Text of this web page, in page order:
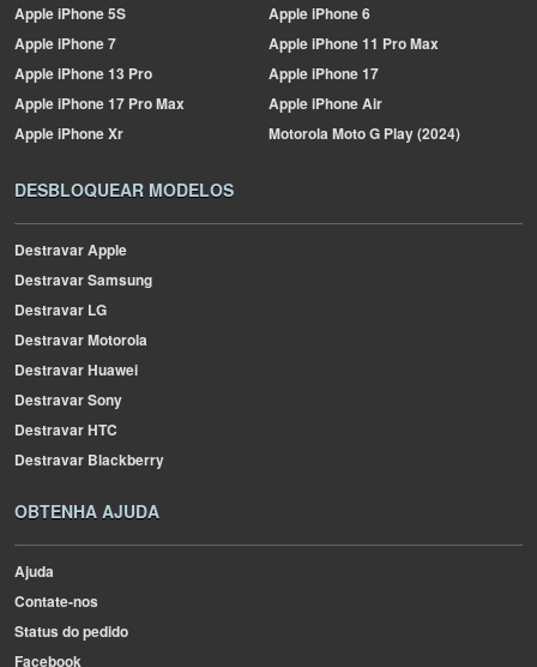
AppleiPhone 5S AppleiPhone 6
AppleiPhone 7 AppleiPhone 11 Pro Max
AppleiPhone 13 Pro AppleiPhone 17
AppleiPhone 17 Pro Max AppleiPhone Air
AppleiPhone Xr MotorolaMoto G Play (2024)
DESBLOQUEAR MODELOS
Destravar Apple
Destravar Samsung
Destravar LG
Destravar Motorola
Destravar Huawei
Destravar Sony
Destravar HTC
Destravar Blackberry
OBTENHA AJUDA
Ajuda
Contate-nos
Status do pedido
Facebook